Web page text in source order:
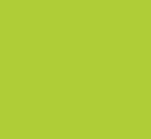
auswählen